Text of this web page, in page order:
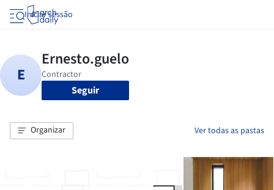
Iniciar sessão
Seguir
Organizar Ver todas as pastas